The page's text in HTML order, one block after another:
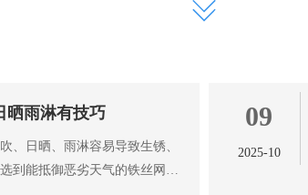
晒雨淋有技巧
、日晒、雨淋容易导致生锈、
到能抵御恶劣天气的铁丝网，
09
2025-10